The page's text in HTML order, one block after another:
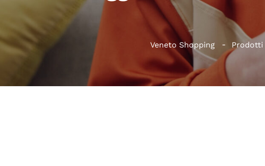
Veneto Shopping Prodotti